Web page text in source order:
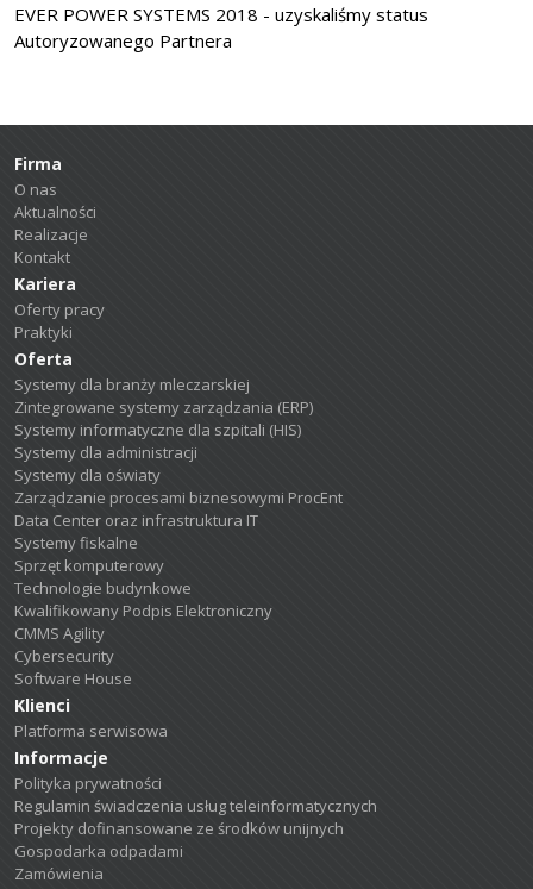
EVER POWER SYSTEMS 2018 - uzyskaliśmy status
Autoryzowanego Partnera
Firma
O nas
Aktualności
Realizacje
Kontakt
Kariera
Oferty pracy
Praktyki
Oferta
Systemy dla branży mleczarskiej
Zintegrowane systemy zarządzania (ERP)
Systemy informatyczne dla szpitali (HIS)
Systemy dla administracji
Systemy dla oświaty
Zarządzanie procesami biznesowymi ProcEnt
Data Center oraz infrastruktura IT
Systemy fiskalne
Sprzęt komputerowy
Technologie budynkowe
Kwalifikowany Podpis Elektroniczny
CMMS Agility
Cybersecurity
Software House
Klienci
Platforma serwisowa
Informacje
Polityka prywatności
Regulamin świadczenia usług teleinformatycznych
Projekty dofinansowane ze środków unijnych
Gospodarka odpadami
Zamówienia